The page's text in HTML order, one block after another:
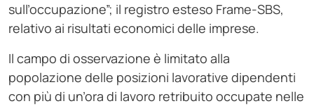
sull’occupazione”; il registro esteso Frame-SBS,
relativo ai risultati economici delle imprese.
Il campo di osservazione è limitato alla
popolazione delle posizioni lavorative dipendenti
con più di un’ora di lavoro retribuito occupate nelle